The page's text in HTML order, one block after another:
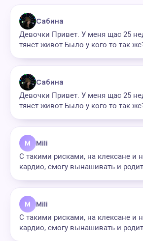
Сабина
Девочки Привет. У меня щас 25
тянет живот Было у кого-то так
Сабина
Девочки Привет. У меня щас 25
тянет живот Было у кого-то так
M Mili
С такими рисками, на клексане и
кардио, смогу вынашивать и
M Mili
С такими рисками, на клексане и
кардио, смогу вынашивать и